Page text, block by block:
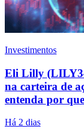
Investimentos
Eli Lilly
na carteira de
entenda por
Há 2 dias